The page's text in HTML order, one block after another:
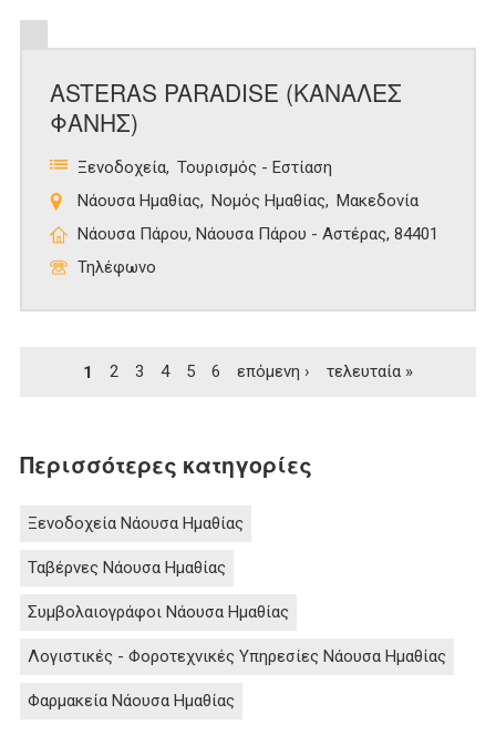
ASTERAS PARADISE (ΚΑΝΑΛΕΣ
ΦΑΝΗΣ)
Ξενοδοχεία Τουρισμός - Εστίαση
Νάουσα Ημαθίας
Νομός Ημαθίας
Μακεδονία
Νάουσα Πάρου, Νάουσα Πάρου - Αστέρας, 84401
Τηλέφωνο
1 2 3 4 5 6 επόμενη › τελευταία »
Περισσότερες κατηγορίες
Ξενοδοχεία Νάουσα Ημαθίας
Ταβέρνες Νάουσα Ημαθίας
Συμβολαιογράφοι Νάουσα Ημαθίας
Λογιστικές - Φοροτεχνικές Υπηρεσίες Νάουσα Ημαθίας
Φαρμακεία Νάουσα Ημαθίας